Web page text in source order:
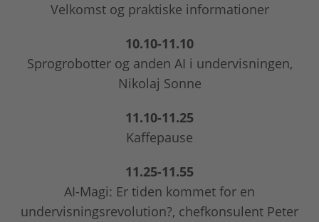
Velkomst og praktiske informationer
10.10-11.10
Sprogrobotter og anden AI i undervisningen,
Nikolaj Sonne
11.10-11.25
Kaffepause
11.25-11.55
AI-Magi: Er tiden kommet for en
undervisningsrevolution?, chefkonsulent Peter